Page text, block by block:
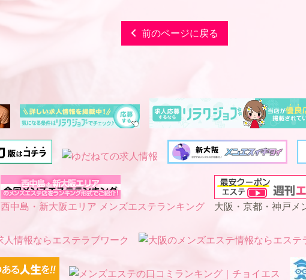
前のページに戻る
西中島・新大阪エリア メンズエステランキング 大阪・京都・神戸メ